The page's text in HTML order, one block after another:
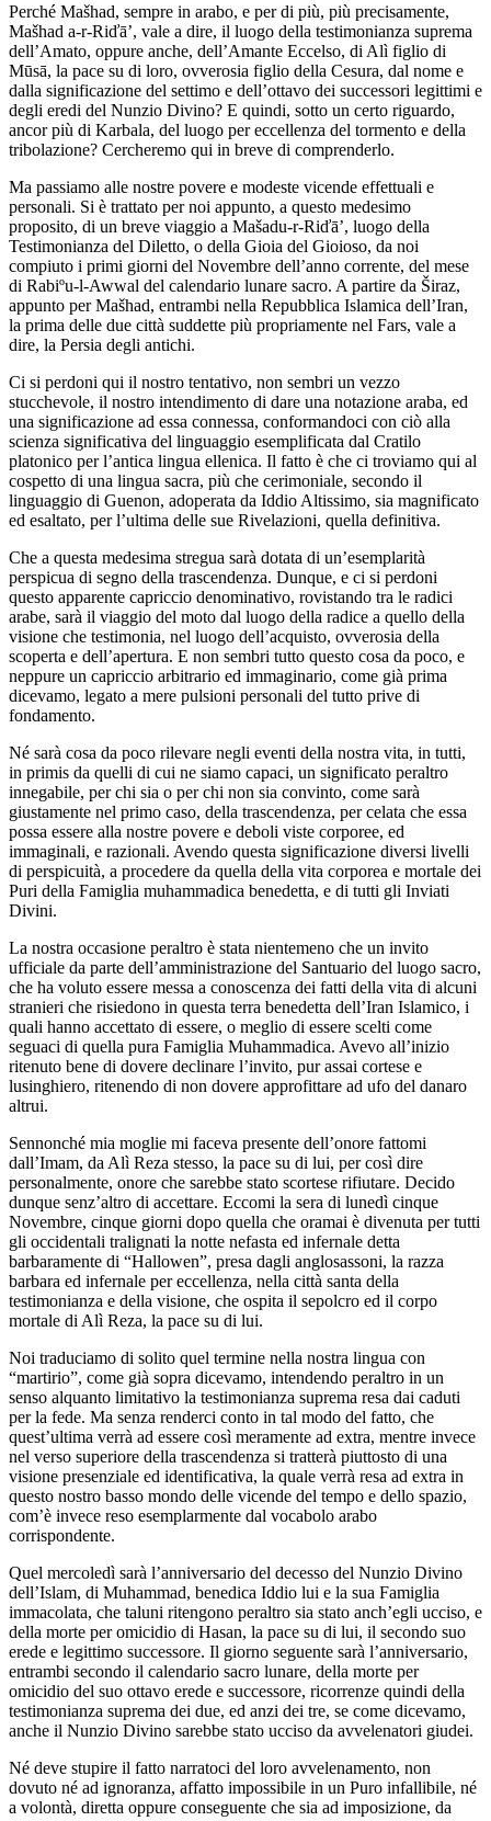
Perché Mašhad, sempre in arabo, e per di più, più precisamente,
Mašhad a-r-Riďā’, vale a dire, il luogo della testimonianza suprema
dell’Amato, oppure anche, dell’Amante Eccelso, di Alì figlio di
Mūsā, la pace su di loro, ovverosia figlio della Cesura, dal nome e
dalla significazione del settimo e dell’ottavo dei successori legittimi e
degli eredi del Nunzio Divino? E quindi, sotto un certo riguardo,
ancor più di Karbala, del luogo per eccellenza del tormento e della
tribolazione? Cercheremo qui in breve di comprenderlo.
Ma passiamo alle nostre povere e modeste vicende effettuali e
personali. Si è trattato per noi appunto, a questo medesimo
proposito, di un breve viaggio a Mašadu-r-Riďā’, luogo della
Testimonianza del Diletto, o della Gioia del Gioioso, da noi
compiuto i primi giorni del Novembre dell’anno corrente, del mese
di Rabiºu-l-Awwal del calendario lunare sacro. A partire da Širaz,
appunto per Mašhad, entrambi nella Repubblica Islamica dell’Iran,
la prima delle due città suddette più propriamente nel Fars, vale a
dire, la Persia degli antichi.
Ci si perdoni qui il nostro tentativo, non sembri un vezzo
stucchevole, il nostro intendimento di dare una notazione araba, ed
una significazione ad essa connessa, conformandoci con ciò alla
scienza significativa del linguaggio esemplificata dal Cratilo
platonico per l’antica lingua ellenica. Il fatto è che ci troviamo qui al
cospetto di una lingua sacra, più che cerimoniale, secondo il
linguaggio di Guenon, adoperata da Iddio Altissimo, sia magnificato
ed esaltato, per l’ultima delle sue Rivelazioni, quella definitiva.
Che a questa medesima stregua sarà dotata di un’esemplarità
perspicua di segno della trascendenza. Dunque, e ci si perdoni
questo apparente capriccio denominativo, rovistando tra le radici
arabe, sarà il viaggio del moto dal luogo della radice a quello della
visione che testimonia, nel luogo dell’acquisto, ovverosia della
scoperta e dell’apertura. E non sembri tutto questo cosa da poco, e
neppure un capriccio arbitrario ed immaginario, come già prima
dicevamo, legato a mere pulsioni personali del tutto prive di
fondamento.
Né sarà cosa da poco rilevare negli eventi della nostra vita, in tutti,
in primis da quelli di cui ne siamo capaci, un significato peraltro
innegabile, per chi sia o per chi non sia convinto, come sarà
giustamente nel primo caso, della trascendenza, per celata che essa
possa essere alla nostre povere e deboli viste corporee, ed
immaginali, e razionali. Avendo questa significazione diversi livelli
di perspicuità, a procedere da quella della vita corporea e mortale dei
Puri della Famiglia muhammadica benedetta, e di tutti gli Inviati
Divini.
La nostra occasione peraltro è stata nientemeno che un invito
ufficiale da parte dell’amministrazione del Santuario del luogo sacro,
che ha voluto essere messa a conoscenza dei fatti della vita di alcuni
stranieri che risiedono in questa terra benedetta dell’Iran Islamico, i
quali hanno accettato di essere, o meglio di essere scelti come
seguaci di quella pura Famiglia Muhammadica. Avevo all’inizio
ritenuto bene di dovere declinare l’invito, pur assai cortese e
lusinghiero, ritenendo di non dovere approfittare ad ufo del danaro
altrui.
Sennonché mia moglie mi faceva presente dell’onore fattomi
dall’Imam, da Alì Reza stesso, la pace su di lui, per così dire
personalmente, onore che sarebbe stato scortese rifiutare. Decido
dunque senz’altro di accettare. Eccomi la sera di lunedì cinque
Novembre, cinque giorni dopo quella che oramai è divenuta per tutti
gli occidentali tralignati la notte nefasta ed infernale detta
barbaramente di “Hallowen”, presa dagli anglosassoni, la razza
barbara ed infernale per eccellenza, nella città santa della
testimonianza e della visione, che ospita il sepolcro ed il corpo
mortale di Alì Reza, la pace su di lui.
Noi traduciamo di solito quel termine nella nostra lingua con
“martirio”, come già sopra dicevamo, intendendo peraltro in un
senso alquanto limitativo la testimonianza suprema resa dai caduti
per la fede. Ma senza renderci conto in tal modo del fatto, che
quest’ultima verrà ad essere così meramente ad extra, mentre invece
nel verso superiore della trascendenza si tratterà piuttosto di una
visione presenziale ed identificativa, la quale verrà resa ad extra in
questo nostro basso mondo delle vicende del tempo e dello spazio,
com’è invece reso esemplarmente dal vocabolo arabo
corrispondente.
Quel mercoledì sarà l’anniversario del decesso del Nunzio Divino
dell’Islam, di Muhammad, benedica Iddio lui e la sua Famiglia
immacolata, che taluni ritengono peraltro sia stato anch’egli ucciso, e
della morte per omicidio di Hasan, la pace su di lui, il secondo suo
erede e legittimo successore. Il giorno seguente sarà l’anniversario,
entrambi secondo il calendario sacro lunare, della morte per
omicidio del suo ottavo erede e successore, ricorrenze quindi della
testimonianza suprema dei due, ed anzi dei tre, se come dicevamo,
anche il Nunzio Divino sarebbe stato ucciso da avvelenatori giudei.
Né deve stupire il fatto narratoci del loro avvelenamento, non
dovuto né ad ignoranza, affatto impossibile in un Puro infallibile, né
a volontà, diretta oppure conseguente che sia ad imposizione, da